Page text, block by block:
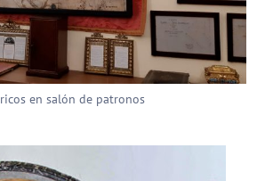
en salón de patronos